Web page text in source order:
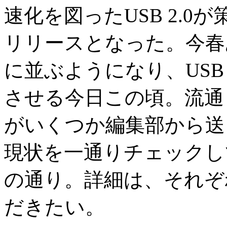
速化を図ったUSB 2.0が
リリースとなった。今
に並ぶようになり、
させる今日この頃。流
がいくつか編集部から
現状を一通りチェック
の通り。詳細は、それ
だきたい。